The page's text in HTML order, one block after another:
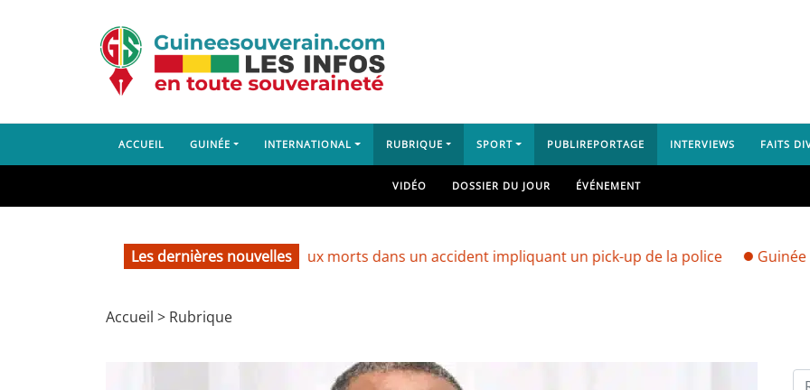
ACCUEIL GUINÉE INTERNATIONAL RUBRIQUE SPORT PUBLIREPORTAGE INTERVIEWS FAITS
VIDÉO DOSSIER DU JOUR ÉVÉNEMENT
Les dernières nouvelles
Lambanyi : deux morts dans un accident impliquant un pick-up de la police Guinée : vers
Accueil > Rubrique